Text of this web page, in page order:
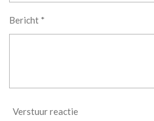
Bericht *
Verstuur reactie